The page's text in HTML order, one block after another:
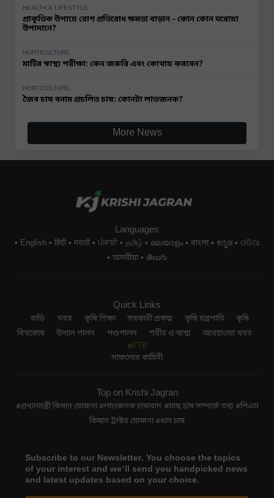
HEALTH & LIFESTYLE
প্রাকৃতিক উপায়ে রোগ প্রতিরোধ ক্ষমতা বাড়ান – কোন কোন ঘরোয়া
উপাদানে?
HORTICULTURE
মাটির স্বাস্থ্য পরীক্ষা: কেন জরুরি এবং কোথায় করবেন?
HORTICULTURE
জৈব চাষ বনাম প্রচলিত চাষ: কোনটা লাভজনক?
More News
Languages
English हिंदी मराठी ਪੰਜਾਬੀ தமிழ் മലയാളം বাংলা ಕನ್ನಡ
ଓଡିଆ
অসমীয়া
తెలుగు
Quick Links
বাড়ি খবর কৃষি শিক্ষা সরকারী প্রকল্প কৃষি যন্ত্রপাতি
কৃষি
বিশ্বকোষ
উদ্যান পালন পশুপালন শরীর ও স্বাস্থ্য
আবহাওয়া খবর
#FTB
সাফল্যের কাহিনী
Top on Krishi Jagran
প্রধানমন্ত্রী কিষান যোজনা লাভজনক চাষাবাদ মাছ চাষ সম্পর্কে তথ্য
পিএম
কিষান ট্রাক্টর যোজনা
ধান চাষ
Subscribe to our Newsletter. You choose the topics
of your interest and we'll send you handpicked news
and latest updates based on your choice.